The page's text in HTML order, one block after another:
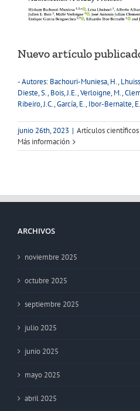
Nuevo artículo
- Autores: Bachouri-Muniesa, H.,
Dieste, S., Bois, J.E., Verloigne, M.,
Ribeiro, J.C., García, E., Ibor-Bernalte,
junio 26th, 2023 | Artículos científicos
Más información
ARCHIVOS
noviembre 2025
octubre 2025
septiembre 2025
julio 2025
junio 2025
mayo 2025
abril 2025